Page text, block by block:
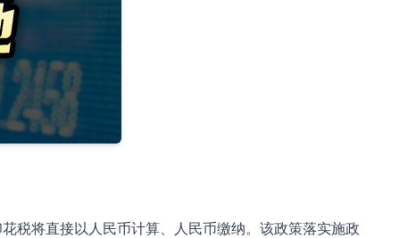
税将直接以人民币计算、人民币缴纳。该政策落实施政